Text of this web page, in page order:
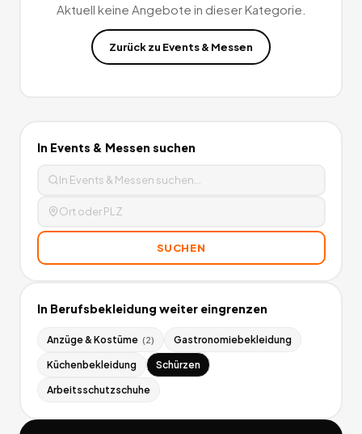
Aktuell keine Angebote in dieser Kategorie.
Zurück zu Events & Messen
In Events & Messen suchen
SUCHEN
In Berufsbekleidung weiter eingrenzen
Anzüge & Kostüme (2) Gastronomiebekleidung
Küchenbekleidung Schürzen
Arbeitsschutzschuhe